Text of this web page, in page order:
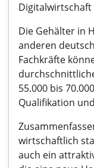
Die Gehälter in
anderen
Fachkräfte
55.000 bis
Qualifikation
wirtschaftlich
auch ein